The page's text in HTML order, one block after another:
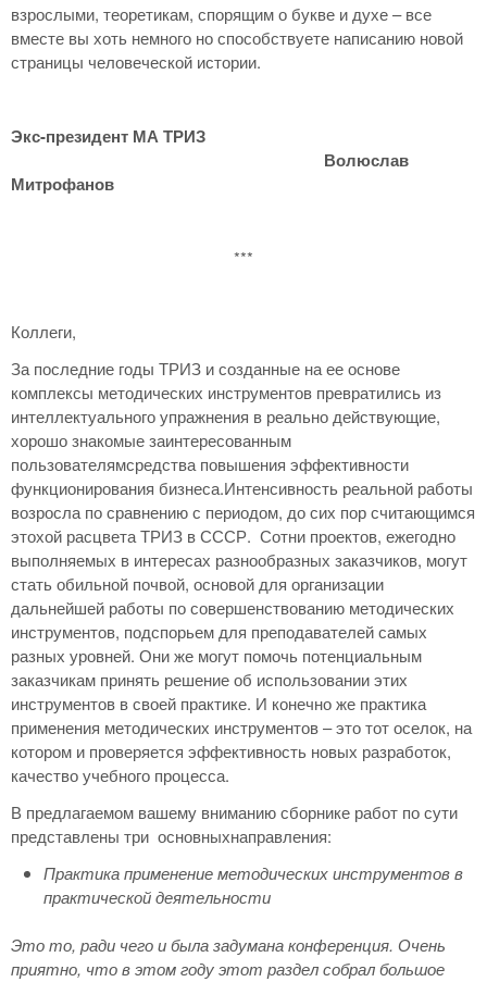
взрослыми, теоретикам, спорящим о букве и духе – все
вместе вы хоть немного но способствуете написанию новой
страницы человеческой истории.
Экс-президент МА ТРИЗ
Волюслав
Митрофанов
***
Коллеги,
За последние годы ТРИЗ и созданные на ее основе
комплексы методических инструментов превратились из
интеллектуального упражнения в реально действующие,
хорошо знакомые заинтересованным
пользователямсредства повышения эффективности
функционирования бизнеса.Интенсивность реальной работы
возросла по сравнению с периодом, до сих пор считающимся
этохой расцвета ТРИЗ в СССР. Сотни проектов, ежегодно
выполняемых в интересах разнообразных заказчиков, могут
стать обильной почвой, основой для организации
дальнейшей работы по совершенствованию методических
инструментов, подспорьем для преподавателей самых
разных уровней. Они же могут помочь потенциальным
заказчикам принять решение об использовании этих
инструментов в своей практике. И конечно же практика
применения методических инструментов – это тот оселок, на
котором и проверяется эффективность новых разработок,
качество учебного процесса.
В предлагаемом вашему вниманию сборнике работ по сути
представлены три основныхнаправления:
Практика применение методических инструментов в
практической деятельности
Это то, ради чего и была задумана конференция. Очень
приятно, что в этом году этот раздел собрал большое